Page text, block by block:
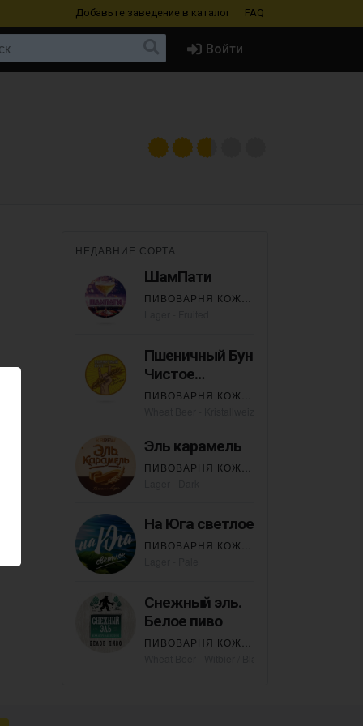
Добавьте заведение в каталог FAQ
Войти
НЕДАВНИЕ СОРТА
ШамПати
Пшеничный Бунт
Чистое
Пшеничное
Эль карамель
На Юга светлое
Снежный эль.
Белое пиво